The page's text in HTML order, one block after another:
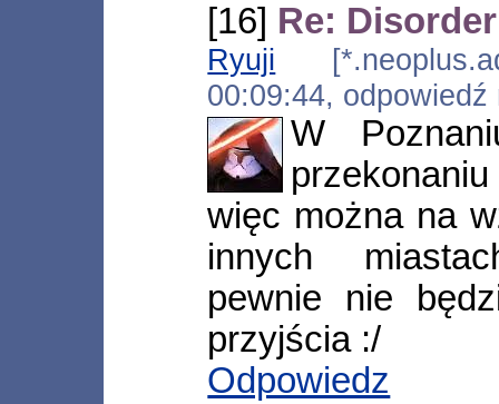
[16] Re:
Ryuji
00:09:44,
W
więc można na
innych
pewnie nie
przyjścia :/
Odpowiedz